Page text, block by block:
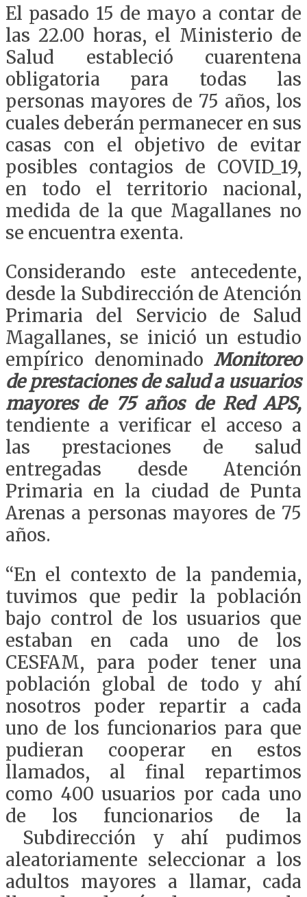
El pasado 15 de mayo a contar de
las 22.00 horas, el Ministerio de
Salud estableció cuarentena
obligatoria para todas las
personas mayores de 75 años, los
cuales deberán permanecer en sus
casas con el objetivo de evitar
posibles contagios de COVID_19,
en todo el territorio nacional,
medida de la que Magallanes no
se encuentra exenta.
Considerando este antecedente,
desde la Subdirección de Atención
Primaria del Servicio de Salud
Magallanes, se inició un estudio
empírico denominado Monitoreo
de prestaciones de salud a usuarios
mayores de 75 años de Red APS,
tendiente a verificar el acceso a
las prestaciones de salud
entregadas desde Atención
Primaria en la ciudad de Punta
Arenas a personas mayores de 75
años.
“En el contexto de la pandemia,
tuvimos que pedir la población
bajo control de los usuarios que
estaban en cada uno de los
CESFAM, para poder tener una
población global de todo y ahí
nosotros poder repartir a cada
uno de los funcionarios para que
pudieran cooperar en estos
llamados, al final repartimos
como 400 usuarios por cada uno
de los funcionarios de la
Subdirección y ahí pudimos
aleatoriamente seleccionar a los
adultos mayores a llamar, cada